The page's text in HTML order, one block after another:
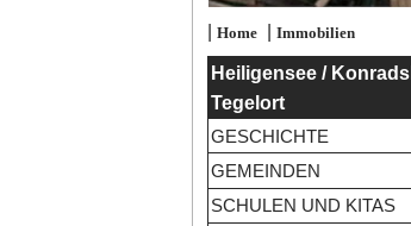
| Home| Immobilien
Heiligensee /
Tegelort
GESCHICHTE
GEMEINDEN
SCHULEN UND KITAS